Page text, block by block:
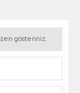
gösteriniz.